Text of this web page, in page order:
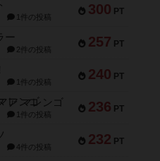
300 PT
1件の投稿
257 PT
ー
2件の投稿
240 PT
1件の投稿
236 PT
ア マレンゴ
1件の投稿
232 PT
4件の投稿